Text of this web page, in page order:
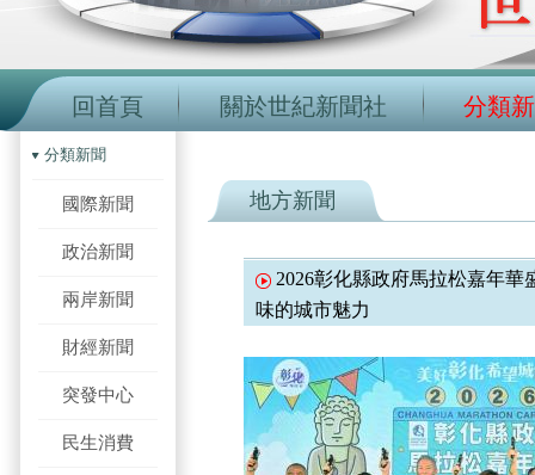
回首頁 關於世紀新聞社 分類
分類新聞
國際新聞
政治新聞
兩岸新聞
財經新聞
突發中心
民生消費
地方新聞
2026彰化縣政府馬拉松嘉年華
味的城市魅力